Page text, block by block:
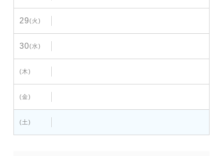
29(火)
30(水)
(木)
(金)
(土)